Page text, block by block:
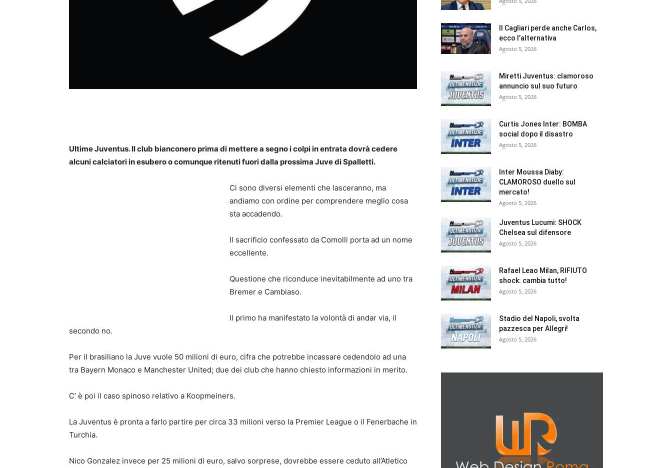
Ultime Juventus. Il club bianconero prima di mettere a segno i colpi in entrata dovrà cedere
alcuni calciatori in esubero o comunque ritenuti fuori dalla prossima Juve di Spalletti.
Ci sono diversi elementi che lasceranno, ma
andiamo con ordine per comprendere meglio cosa
sta accadendo.
Il sacrificio confessato da Comolli porta ad un nome
eccellente.
Questione che riconduce inevitabilmente ad uno tra
Bremer e Cambiaso.
Il primo ha manifestato la volontà di andar via, il
secondo no.
Per il brasiliano la Juve vuole 50 milioni di euro, cifra che potrebbe incassare cedendolo ad una
tra Bayern Monaco e Manchester United; due dei club che hanno chiesto informazioni in merito.
C’ è poi il caso spinoso relativo a Koopmeiners.
La Juventus è pronta a farlo partire per circa 33 milioni verso la Premier League o il Fenerbache in
Turchia.
Nico Gonzalez invece per 25 milioni di euro, salvo sorprese, dovrebbe essere ceduto all’Atletico
Il Cagliari perde anche Carlos,
ecco l’alternativa
Agosto 5, 2026
Miretti Juventus: clamoroso
annuncio sul suo futuro
Agosto 5, 2026
Curtis Jones Inter: BOMBA
social dopo il disastro
Agosto 5, 2026
Inter Moussa Diaby:
CLAMOROSO duello sul
mercato!
Agosto 5, 2026
Juventus Lucumi: SHOCK
Chelsea sul difensore
Agosto 5, 2026
Rafael Leao Milan, RIFIUTO
shock: cambia tutto!
Agosto 5, 2026
Stadio del Napoli, svolta
pazzesca per Allegri!
Agosto 5, 2026